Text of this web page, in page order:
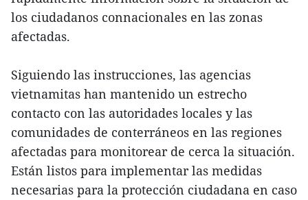
los ciudadanos connacionales en las zonas
afectadas.
Siguiendo las instrucciones, las agencias
vietnamitas han mantenido un estrecho
contacto con las autoridades locales y las
comunidades de conterráneos en las regiones
afectadas para monitorear de cerca la situación.
Están listos para implementar las medidas
necesarias para la protección ciudadana en caso